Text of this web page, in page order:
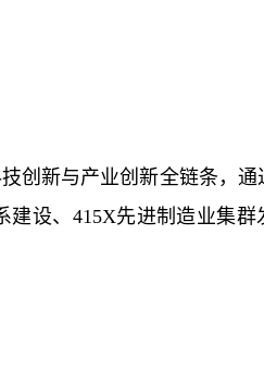
创新与产业创新全链条，通
建设、 415X先进制造业集群